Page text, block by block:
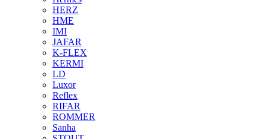
HERZ
HME
IMI
JAFAR
K-FLEX
KERMI
LD
Luxor
Reflex
RIFAR
ROMMER
Sanha